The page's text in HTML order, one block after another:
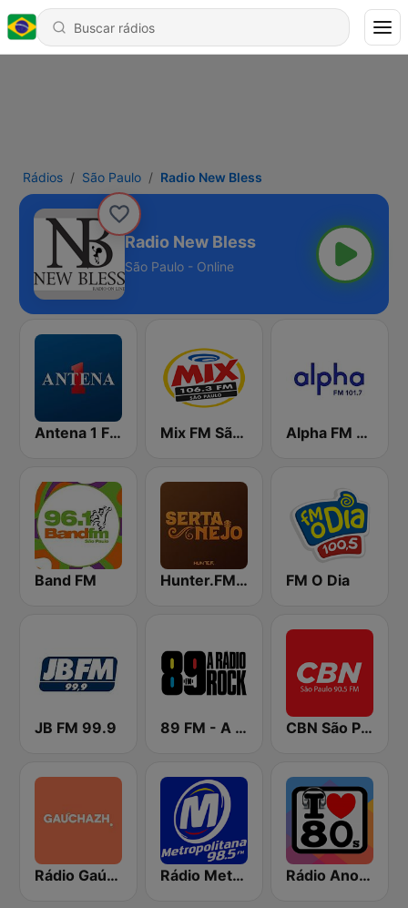
Rádios São Paulo Radio New Bless
Radio New Bless
São Paulo - Online
Antena 1 FM Mix FM São Paulo Alpha FM 101.7
Band FM Hunter.FM - Sertanejo FM O Dia
JB FM 99.9 89 FM - A Rádio Rock CBN São Paulo
Rádio Gaúcha ZH Rádio Metropolitana 98.5 FM Rádio Anos 80